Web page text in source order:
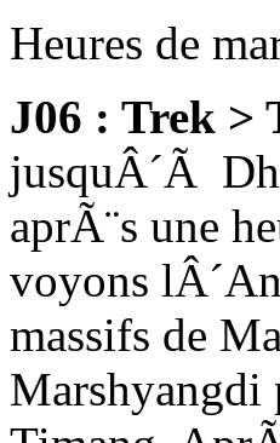
Heures de
J06 : Trek >
jusquÂ´Ã
aprÃ¨s une
voyons
massifs de
Marshyangdi